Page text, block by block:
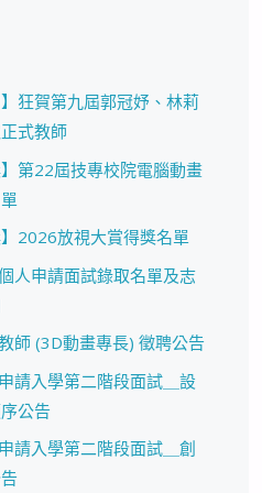
】狂賀第九屆郭冠妤、林莉
式教師
】第22屆技專校院電腦動畫
】2026放視大賞得獎名單
人申請面試錄取名單及志
師 (3D動畫專長) 徵聘公告
請入學第二階段面試＿設
公告
請入學第二階段面試＿創